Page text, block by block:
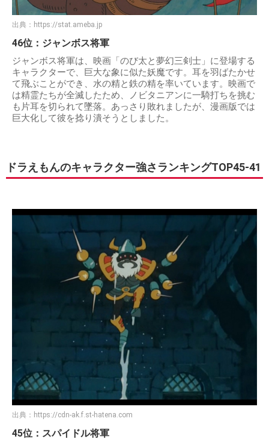
出典： https://stat.ameba.jp
46位：ジャンボス将軍
ジャンボス将軍は、映画「のび太と夢幻三剣士」に登場する
キャラクターで、巨大な象に似た妖魔です。耳を羽ばたかせ
て飛ぶことができ、水の精と鉄の精を率いています。映画で
は精霊たちが全滅したため、ノビタニアンに一騎打ちを挑む
も片耳を切られて墜落。あっさり敗れましたが、漫画版では
巨大化して彼を捻り潰そうとしました。
ドラえもんのキャラクター強さランキングTOP45-41
出典： https://cdn-ak.f.st-hatena.com
45位：スパイドル将軍